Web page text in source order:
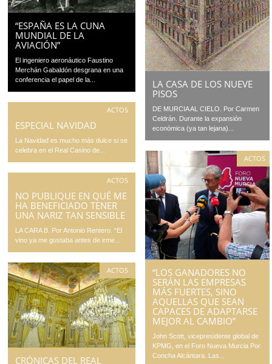
LA CASA DE LOS NUEVE
PISOS
DE MURCIA AL CIELO. Por Carmen
Celdrán. Durante la expansión
económica (ya tan lejana)...
“ESPAÑA ES LA CUNA
MUNDIAL DE LA
AVIACIÓN”
El ingeniero aeronáutico Faustino
Merchán Gabaldón desgrana en una
conferencia el papel de la...
ACTOS
ESPECIAL NAVIDAD
La Navidad es mucho más dulce si se
celebra en el Real Casino de...
ACTOS
“LOS GANADORES NO
SERÁN LAS EMPRESAS
MÁS FUERTES, SINO
AQUELLAS QUE SEAN
CAPACES DE ADAPTARSE
MEJOR AL CAMBIO”
John Scott, vicepresidente global de
KPMG, en el Foro Nueva Murcia Por
Concha Alcántara. Las...
ACTOS
NO PUBLIQUE EN QUÉ ME
HA BENEFICIADO TENER
UNA NARIZ TAN SENSIBLE
LA CARA B. Por Antonio Rentero. “El
vino ya me gustaba antes de irme...
ACTOS
CRÓNICAS DEL REAL